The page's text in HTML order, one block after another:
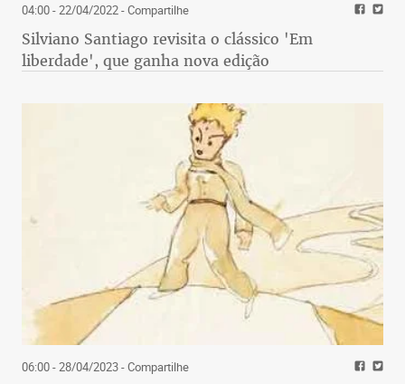
04:00 - 22/04/2022- Compartilhe
Silviano Santiago revisita o clássico 'Em
liberdade', que ganha nova edição
06:00 - 28/04/2023- Compartilhe